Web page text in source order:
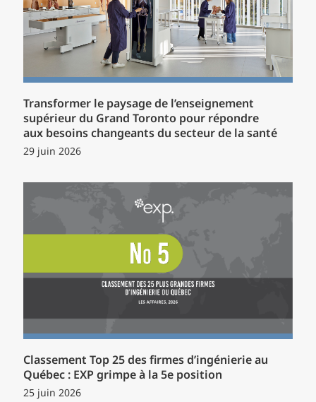
Transformer le paysage de l’enseignement
supérieur du Grand Toronto pour répondre
aux besoins changeants du secteur de la santé
29 juin 2026
Classement Top 25 des firmes d’ingénierie au
Québec : EXP grimpe à la 5e position
25 juin 2026